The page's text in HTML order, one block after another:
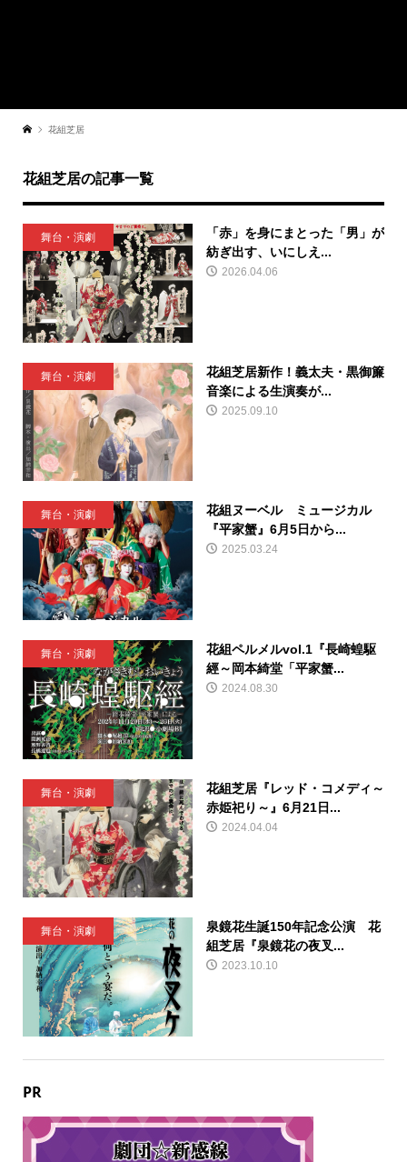
花組芝居
花組芝居の記事一覧
舞台・演劇
「赤」を身にまとった「男」が
紡ぎ出す、いにしえ...
2026.04.06
舞台・演劇
花組芝居新作！義太夫・黒御簾
音楽による生演奏が...
2025.09.10
舞台・演劇
花組ヌーベル ミュージカル
『平家蟹』6月5日から...
2025.03.24
舞台・演劇
花組ペルメルvol.1『長崎蝗駆
經～岡本綺堂「平家蟹...
2024.08.30
舞台・演劇
花組芝居『レッド・コメディ～
赤姫祀り～』6月21日...
2024.04.04
舞台・演劇
泉鏡花生誕150年記念公演 花
組芝居『泉鏡花の夜叉...
2023.10.10
PR